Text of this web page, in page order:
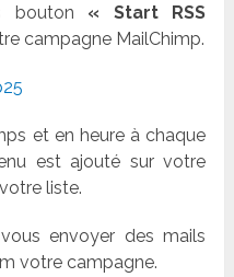
bouton « Start RSS
campagne MailChimp.
et en heure à chaque
est ajouté sur votre
liste.
envoyer des mails
votre campagne.